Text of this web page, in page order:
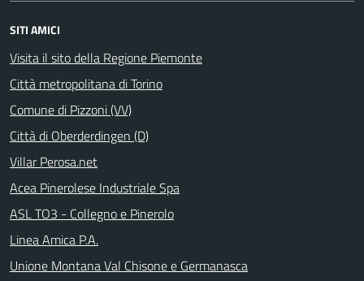
SITI AMICI
Visita il sito della Regione Piemonte
Città metropolitana di Torino
Comune di Pizzoni (VV)
Città di Oberderdingen (D)
Villar Perosa.net
Acea Pinerolese Industriale Spa
ASL TO3 - Collegno e Pinerolo
Linea Amica P.A.
Unione Montana Val Chisone e Germanasca